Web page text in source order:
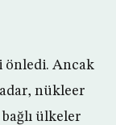
önledi. Ancak
nükleer
ülkeler